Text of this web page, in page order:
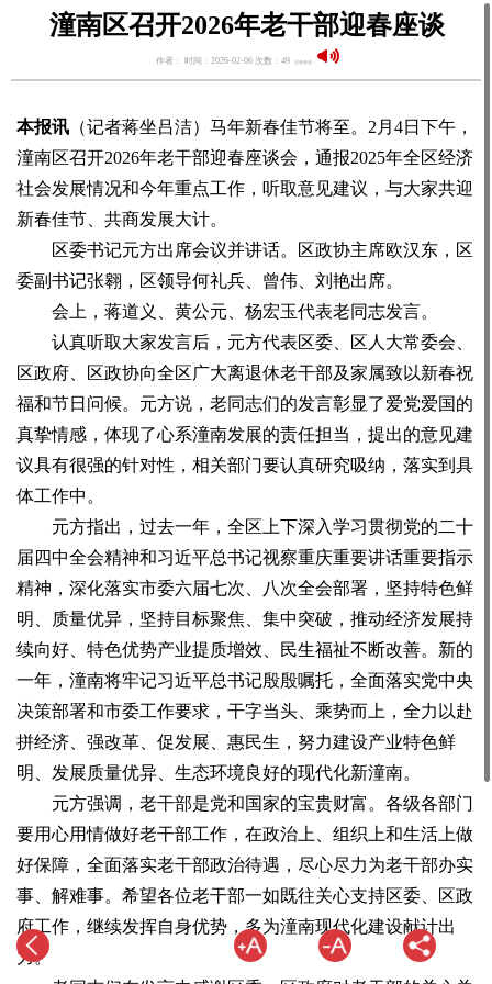
潼南区召开2026年老干部迎春座谈
作者： 时间：2026-02-06 次数：49 语音阅读：
本报讯 （记者蒋坐吕洁）马年新春佳节将至。2月4日下午，
潼南区召开2026年老干部迎春座谈会，通报2025年全区经济
社会发展情况和今年重点工作，听取意见建议，与大家共迎
新春佳节、共商发展大计。
区委书记元方出席会议并讲话。区政协主席欧汉东，区
委副书记张翱，区领导何礼兵、曾伟、刘艳出席。
会上，蒋道义、黄公元、杨宏玉代表老同志发言。
认真听取大家发言后，元方代表区委、区人大常委会、
区政府、区政协向全区广大离退休老干部及家属致以新春祝
福和节日问候。元方说，老同志们的发言彰显了爱党爱国的
真挚情感，体现了心系潼南发展的责任担当，提出的意见建
议具有很强的针对性，相关部门要认真研究吸纳，落实到具
体工作中。
元方指出，过去一年，全区上下深入学习贯彻党的二十
届四中全会精神和习近平总书记视察重庆重要讲话重要指示
精神，深化落实市委六届七次、八次全会部署，坚持特色鲜
明、质量优异，坚持目标聚焦、集中突破，推动经济发展持
续向好、特色优势产业提质增效、民生福祉不断改善。新的
一年，潼南将牢记习近平总书记殷殷嘱托，全面落实党中央
决策部署和市委工作要求，干字当头、乘势而上，全力以赴
拼经济、强改革、促发展、惠民生，努力建设产业特色鲜
明、发展质量优异、生态环境良好的现代化新潼南。
元方强调，老干部是党和国家的宝贵财富。各级各部门
要用心用情做好老干部工作，在政治上、组织上和生活上做
好保障，全面落实老干部政治待遇，尽心尽力为老干部办实
事、解难事。希望各位老干部一如既往关心支持区委、区政
府工作，继续发挥自身优势，多为潼南现代化建设献计出
力。